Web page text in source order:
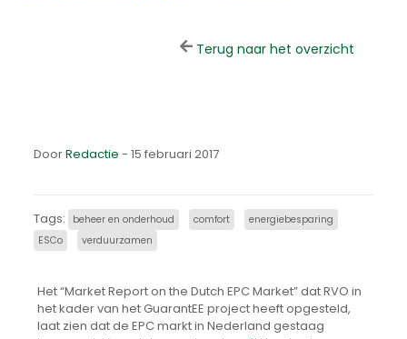
Terug naar het overzicht
DoorRedactie - 15 februari 2017
Tags: beheer en onderhoud comfort
energiebesparing
ESCo
verduurzamen
Het “Market Report on the Dutch EPC Market” dat RVO in
het kader van het GuarantEE project heeft opgesteld,
laat zien dat de EPC markt in Nederland gestaag